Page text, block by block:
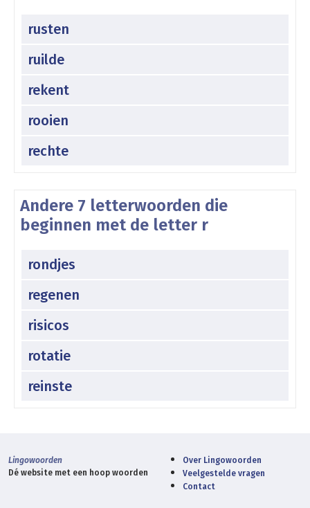
rusten
ruilde
rekent
rooien
rechte
Andere 7 letterwoorden die
beginnen met de letter r
rondjes
regenen
risicos
rotatie
reinste
Lingowoorden
Dé website met een hoop woorden
Over Lingowoorden
Veelgestelde vragen
Contact